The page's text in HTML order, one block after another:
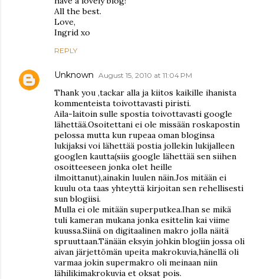
All the best.
Love,
Ingrid xo
REPLY
Unknown August 15, 2010 at 11:04 PM
Thank you ,tackar alla ja kiitos kaikille ihanista
kommenteista toivottavasti piristi.
Aila-laitoin sulle spostia toivottavasti google
lähettää.Osoitettani ei ole missään roskapostin
pelossa mutta kun rupeaa oman bloginsa
lukijaksi voi lähettää postia jollekin lukijalleen
googlen kautta(siis google lähettää sen siihen
osoitteeseen jonka olet heille
ilmoittanut),ainakin luulen näin.Jos mitään ei
kuulu ota taas yhteyttä kirjoitan sen rehellisesti
sun blogiisi.
Mulla ei ole mitään superputkea.Ihan se mikä
tuli kameran mukana jonka esittelin kai viime
kuussa.Siinä on digitaalinen makro jolla näitä
spruuttaan.Tänään eksyin johkin blogiin jossa oli
aivan järjettömän upeita makrokuvia,hänellä oli
varmaa jokin supermakro oli meinaan niin
lähilikimakrokuvia et oksat pois.